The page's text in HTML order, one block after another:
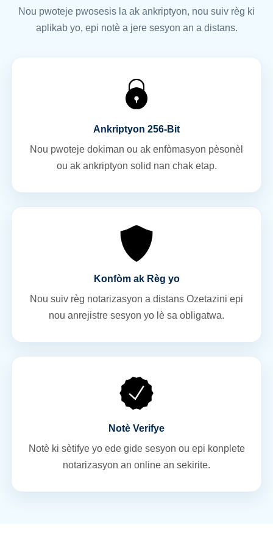
Nou pwoteje pwosesis la ak ankriptyon, nou suiv règ ki
aplikab yo, epi notè a jere sesyon an a distans.
Ankriptyon 256-Bit
Nou pwoteje dokiman ou ak enfòmasyon pèsonèl
ou ak ankriptyon solid nan chak etap.
Konfòm ak Règ yo
Nou suiv règ notarizasyon a distans Ozetazini epi
nou anrejistre sesyon yo lè sa obligatwa.
Notè Verifye
Notè ki sètifye yo ede gide sesyon ou epi konplete
notarizasyon an online an sekirite.